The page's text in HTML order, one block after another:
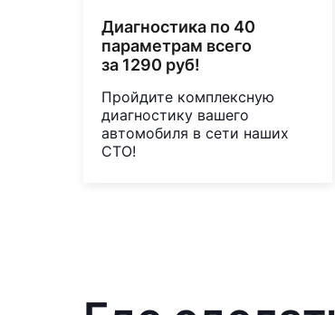
Диагностика по 40
параметрам всего
за 1290 руб!
Пройдите комплексную
диагностику вашего
автомобиля в сети наших
СТО!